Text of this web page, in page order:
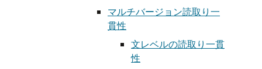
マルチバージョン読取り一
貫性
文レベルの読取り一貫
性